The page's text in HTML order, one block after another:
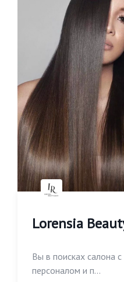
Lorensia
Вы в поисках салона
персоналом и п...